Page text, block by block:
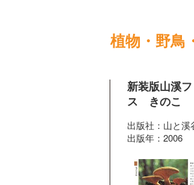
植物・野鳥
新装版山溪
ス きのこ
出版社：山と溪
出版年：2006